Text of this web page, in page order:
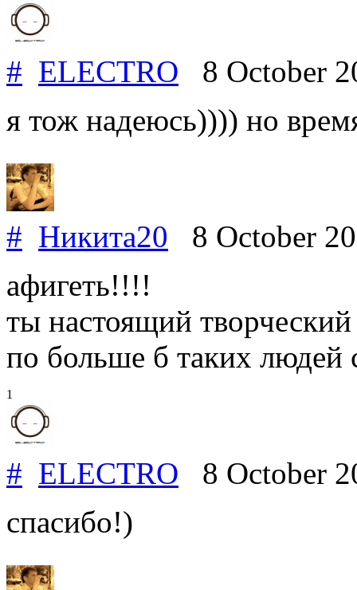
# ELECTRO 8 October
я тож надеюсь)))) но
# Никита20 8 October
афигеть!!!!
ты настоящий
по больше б таких людей
1
# ELECTRO 8 October
спасибо!)